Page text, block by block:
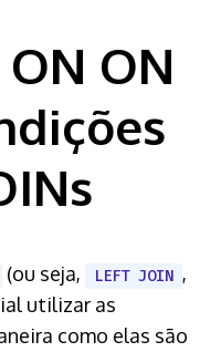
ON
(ou seja, LEFT JOIN ,
utilizar as
como elas são